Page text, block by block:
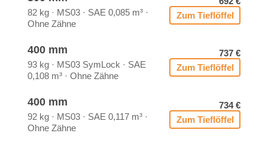
82 kg · MS03 · SAE 0,085 m³ ·
Ohne Zäh­ne
Zum Tief­löf­fel
400 mm
93 kg · MS03 Sym­Lock · SAE
0,108 m³ · Ohne Zäh­ne
737 €
Zum Tief­löf­fel
400 mm
92 kg · MS03 · SAE 0,117 m³ ·
Ohne Zäh­ne
734 €
Zum Tief­löf­fel